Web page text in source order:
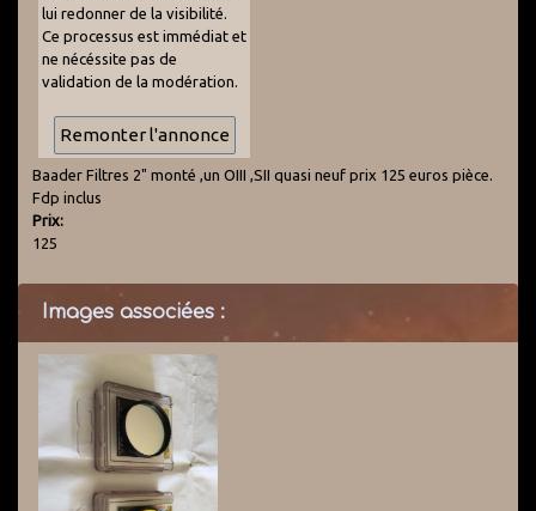
lui redonner de la visibilité.
Ce processus est immédiat et
ne nécéssite pas de
validation de la modération.
Baader Filtres 2" monté ,un OIII ,SII quasi neuf prix 125 euros pièce.
Fdp inclus
Prix:
125
Images associées :